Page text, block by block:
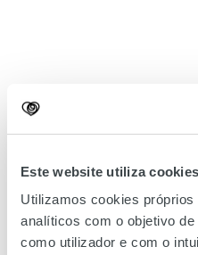
Este website utiliza cookies
Utilizamos cookies
analíticos com o objetivo
como utilizador e com o